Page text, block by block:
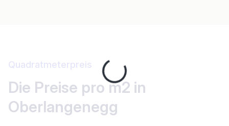
Loading...
Quadratmeterpreis
Die Preise pro m2 in
Oberlangenegg